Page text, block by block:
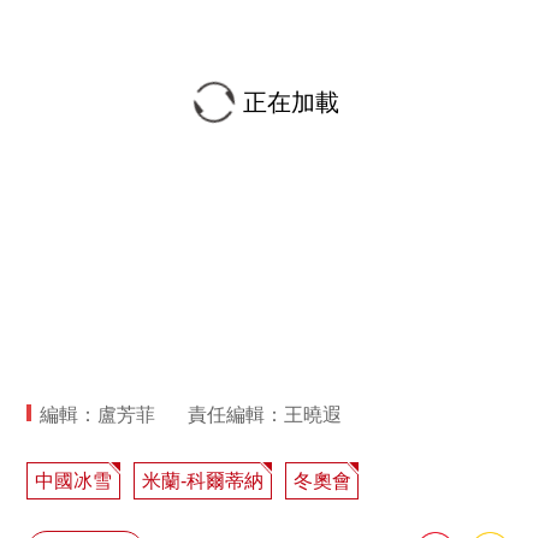
正在加載
編輯：盧芳菲 責任編輯：王曉遐
中國冰雪 米蘭-科爾蒂納 冬奧會